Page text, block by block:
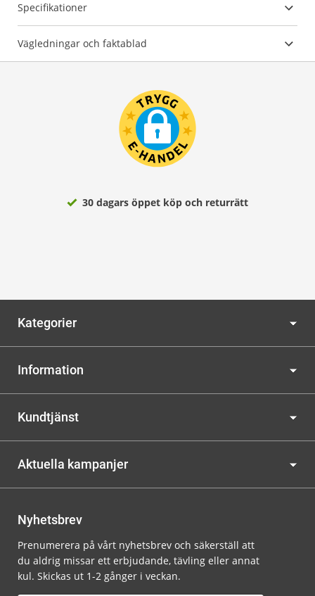
Specifikationer
Vägledningar och faktablad
30 dagars öppet köp och returrätt
Kategorier
Information
Kundtjänst
Aktuella kampanjer
Nyhetsbrev
Prenumerera på vårt nyhetsbrev och säkerställ att
du aldrig missar ett erbjudande, tävling eller annat
kul. Skickas ut 1-2 gånger i veckan.